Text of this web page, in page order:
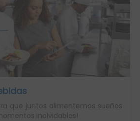
que juntos alimentemos sueños
inolvidables!